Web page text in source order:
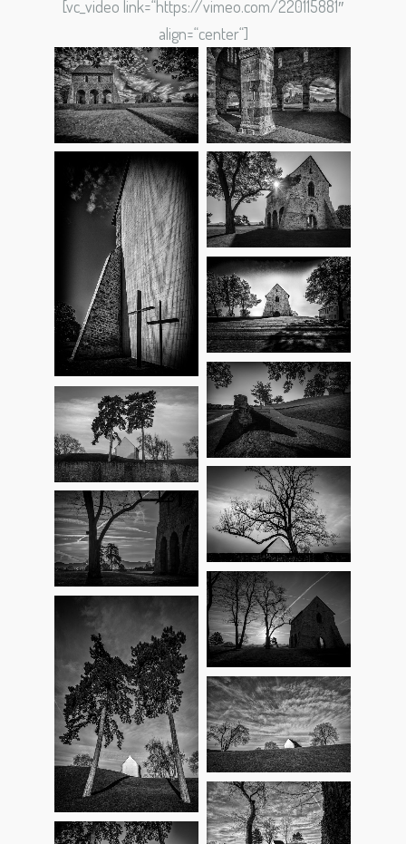
[vc_video link=“https://vimeo.com/220115881″
align=“center“]